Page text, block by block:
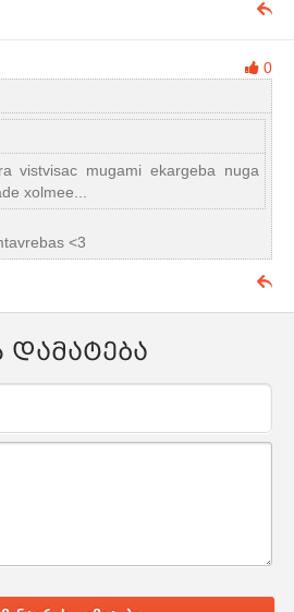
0
vistvisac mugami ekargeba nuga
xolmee...
<3
დამატება